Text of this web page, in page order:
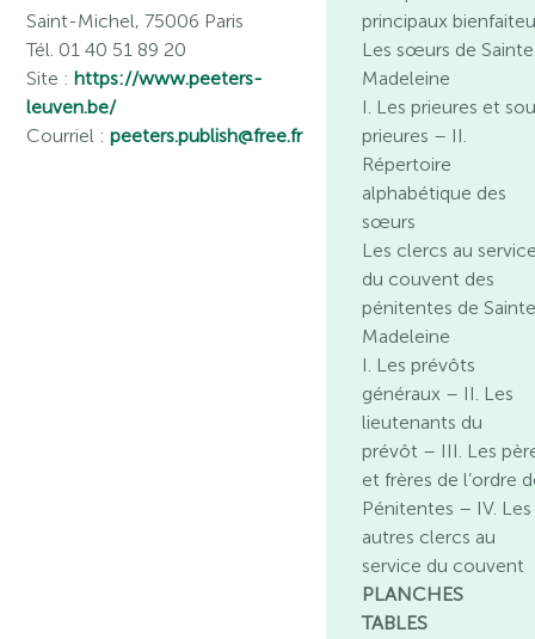
Saint-Michel, 75006 Paris
Tél. 01 40 51 89 20
Site :https://www.peeters-
leuven.be/
Courriel :peeters.publish@free.fr
principaux
Les sœurs de
Madeleine
I. Les prieures et
prieures – II.
Répertoire
alphabétique des
sœurs
Les clercs au
du couvent des
pénitentes de
Madeleine
I. Les prévôts
généraux – II. Les
lieutenants du
prévôt – III. Les
et frères de l’ordre
Pénitentes – IV. Les
autres clercs au
service du couvent
PLANCHES
TABLES